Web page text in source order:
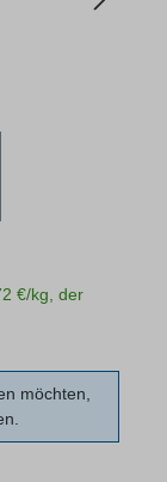
€/kg, der
möchten,